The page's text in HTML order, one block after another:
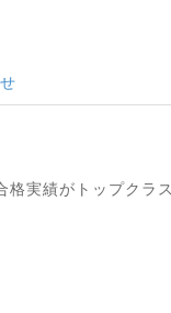
実績がトップクラ